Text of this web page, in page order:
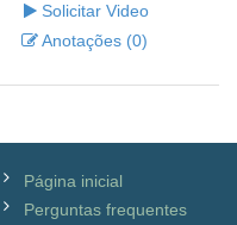
Solicitar Video
Anotações (0)
Página inicial
Perguntas frequentes